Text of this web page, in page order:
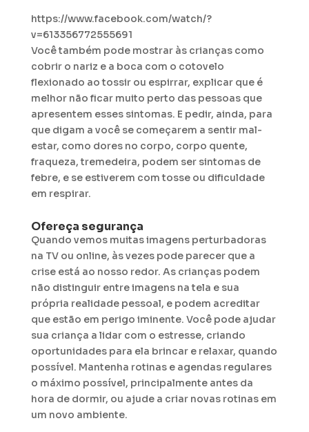
https://www.facebook.com/watch/?
v=613356772555691
Você também pode mostrar às crianças como
cobrir o nariz e a boca com o cotovelo
flexionado ao tossir ou espirrar, explicar que é
melhor não ficar muito perto das pessoas que
apresentem esses sintomas. E pedir, ainda, para
que digam a você se começarem a sentir mal-
estar, como dores no corpo, corpo quente,
fraqueza, tremedeira, podem ser sintomas de
febre, e se estiverem com tosse ou dificuldade
em respirar.
Ofereça segurança
Quando vemos muitas imagens perturbadoras
na TV ou online, às vezes pode parecer que a
crise está ao nosso redor. As crianças podem
não distinguir entre imagens na tela e sua
própria realidade pessoal, e podem acreditar
que estão em perigo iminente. Você pode ajudar
sua criança a lidar com o estresse, criando
oportunidades para ela brincar e relaxar, quando
possível. Mantenha rotinas e agendas regulares
o máximo possível, principalmente antes da
hora de dormir, ou ajude a criar novas rotinas em
um novo ambiente.